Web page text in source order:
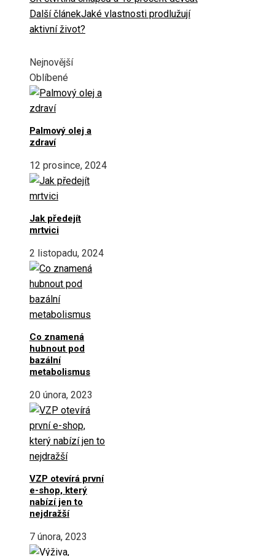
Další článekJaké vlastnosti prodlužují
aktivní život?
Nejnovější
Oblíbené
Palmový olej a
zdraví
12 prosince, 2024
Jak předejít
mrtvici
2 listopadu, 2024
Co znamená
hubnout pod
bazální
metabolismus
20 února, 2023
VZP otevírá první
e-shop, který
nabízí jen to
nejdražší
7 února, 2023